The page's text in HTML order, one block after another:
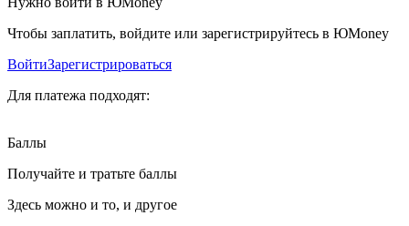
Чтобы заплатить, войдите или зарегистрируйтесь в ЮMoney
ВойтиЗарегистрироваться
Для платежа подходят:
Баллы
Получайте и тратьте баллы
Здесь можно и то, и другое